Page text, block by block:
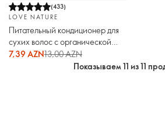
(433)
LOVE NATURE
Питательный кондиционер для
сухих волос с органической
пшеницей и кокосом Love
7,39 AZN13,00 AZN
Показываем 11 из 11